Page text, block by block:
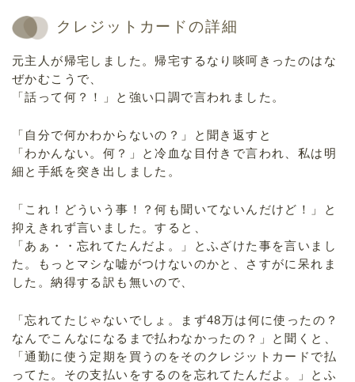
クレジットカードの詳細
元主人が帰宅しました。帰宅するなり啖呵きったのはな
ぜかむこうで、
「話って何？！」と強い口調で言われました。
「自分で何かわからないの？」と聞き返すと
「わかんない。何？」と冷血な目付きで言われ、私は明
細と手紙を突き出しました。
「これ！どういう事！？何も聞いてないんだけど！」と
抑えきれず言いました。すると、
「あぁ・・忘れてたんだよ。」とふざけた事を言いまし
た。もっとマシな嘘がつけないのかと、さすがに呆れま
した。納得する訳も無いので、
「忘れてたじゃないでしょ。まず48万は何に使ったの？
なんでこんなになるまで払わなかったの？」と聞くと、
「通勤に使う定期を買うのをそのクレジットカードで払
ってた。その支払いをするのを忘れてたんだよ。」とふ